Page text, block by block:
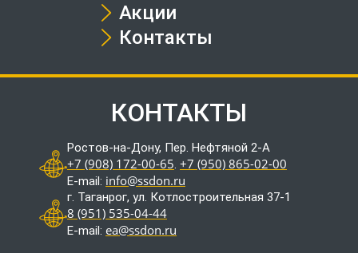
Акции
Контакты
КОНТАКТЫ
Ростов-на-Дону, Пер. Нефтяной 2-А
+7 (908) 172-00-65. +7 (950) 865-02-00
E-mail: info@ssdon.ru
г. Таганрог, ул. Котлостроительная 37-1
8 (951) 535-04-44
E-mail: ea@ssdon.ru